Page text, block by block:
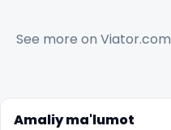
See more on Viator.com
Amaliy ma'lumot